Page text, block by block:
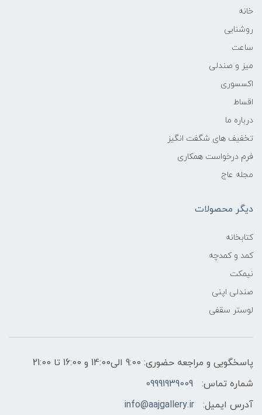
خانه
روشنایی
ساعت
میز و صندلی
اکسسوری
اقساط
درباره ما
تخفیف های شگفت انگیز
فرم درخواست همکاری
مجله عاج
دیگر محصولات
کتابخانه
کمد و کمدچه
نیمکت
صندلی اپنی
لوستر سقفی
پاسخگویی و مراجعه حضوری: 9:00 الی14:00 و 16:00 تا 21:00
شماره تماس:
09991939009
آدرس ایمیل:
info@aajgallery.ir